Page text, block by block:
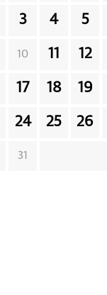
3 4 5
10 11 12
17 18 19
24 25 26
31